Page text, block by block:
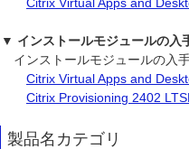
▼ インストールモジュールの入
インストールモジュールの入
Citrix Virtual Apps and
Citrix Provisioning 2402
製品名カテゴリ